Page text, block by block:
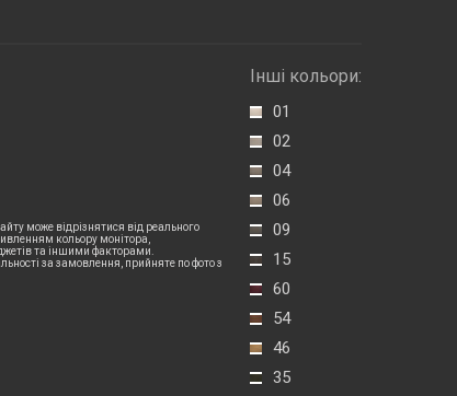
може відрізнятися від реального
кольору монітора,
та іншими факторами.
за замовлення, прийняте по фото з
Інші кольори:
01
02
04
06
09
15
60
54
46
35